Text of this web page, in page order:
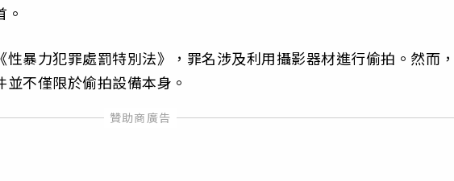
暴力犯罪處罰特別法》，罪名涉及利用攝影器材進行偷拍。然而
不僅限於偷拍設備本身。